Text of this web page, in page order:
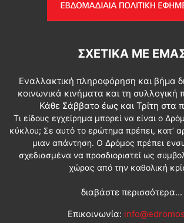
ΣΧΕΤΙΚΆ ΜΕ
Εναλλακτική πληροφόρηση και βήμα
κοινωνικά κινήματα και τη συλλογική
Κάθε Σάββατο έως και Τρίτη στα
Τι είδους εγχείρημα μπορεί να είναι ο
κύκλου; Σε αυτό το ερώτημα πρέπει, κατ’
μιαν απάντηση. Ο Δρόμος πρέπει
σχεδιασμένα να προσδιοριστεί ως
χώρας από την καθολική
διαβάστε περισσότερα...
Επικοινωνία: